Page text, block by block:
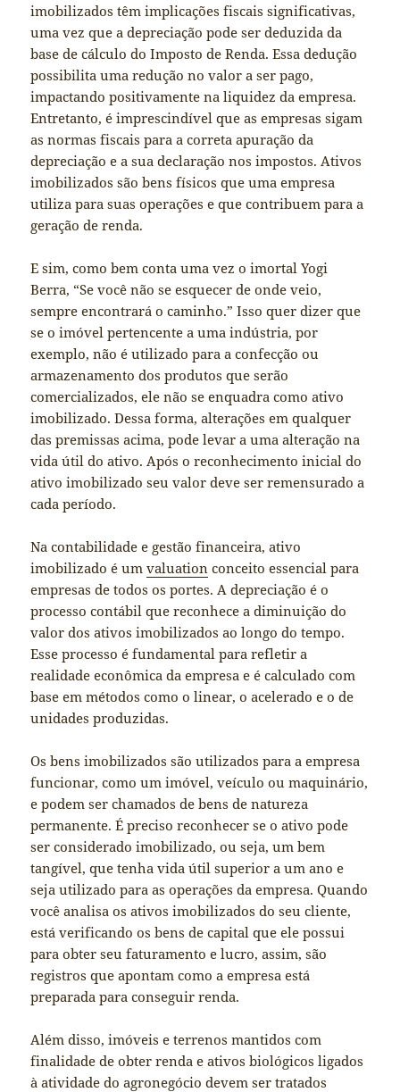
imobilizados têm implicações fiscais significativas,
uma vez que a depreciação pode ser deduzida da
base de cálculo do Imposto de Renda. Essa dedução
possibilita uma redução no valor a ser pago,
impactando positivamente na liquidez da empresa.
Entretanto, é imprescindível que as empresas sigam
as normas fiscais para a correta apuração da
depreciação e a sua declaração nos impostos. Ativos
imobilizados são bens físicos que uma empresa
utiliza para suas operações e que contribuem para a
geração de renda.
E sim, como bem conta uma vez o imortal Yogi
Berra, “Se você não se esquecer de onde veio,
sempre encontrará o caminho.” Isso quer dizer que
se o imóvel pertencente a uma indústria, por
exemplo, não é utilizado para a confecção ou
armazenamento dos produtos que serão
comercializados, ele não se enquadra como ativo
imobilizado. Dessa forma, alterações em qualquer
das premissas acima, pode levar a uma alteração na
vida útil do ativo. Após o reconhecimento inicial do
ativo imobilizado seu valor deve ser remensurado a
cada período.
Na contabilidade e gestão financeira, ativo
imobilizado é umvaluation conceito essencial para
empresas de todos os portes. A depreciação é o
processo contábil que reconhece a diminuição do
valor dos ativos imobilizados ao longo do tempo.
Esse processo é fundamental para refletir a
realidade econômica da empresa e é calculado com
base em métodos como o linear, o acelerado e o de
unidades produzidas.
Os bens imobilizados são utilizados para a empresa
funcionar, como um imóvel, veículo ou maquinário,
e podem ser chamados de bens de natureza
permanente. É preciso reconhecer se o ativo pode
ser considerado imobilizado, ou seja, um bem
tangível, que tenha vida útil superior a um ano e
seja utilizado para as operações da empresa. Quando
você analisa os ativos imobilizados do seu cliente,
está verificando os bens de capital que ele possui
para obter seu faturamento e lucro, assim, são
registros que apontam como a empresa está
preparada para conseguir renda.
Além disso, imóveis e terrenos mantidos com
finalidade de obter renda e ativos biológicos ligados
à atividade do agronegócio devem ser tratados